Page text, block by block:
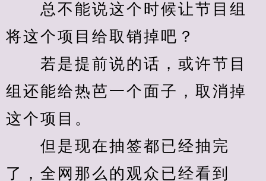
总不能说这个时候让节目组
将这个项目给取销掉吧？
若是提前说的话，或许节目
组还能给热芭一个面子，取消掉
这个项目。
但是现在抽签都已经抽完
了，全网那么的观众已经看到